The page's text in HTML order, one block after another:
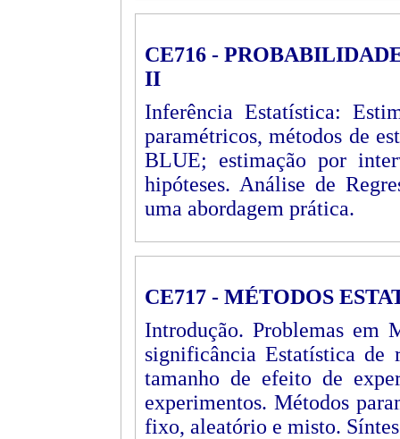
CE716 -
II
Inferência Estatística:
paramétricos, métodos de
BLUE; estimação por
hipóteses. Análise de
uma abordagem prática.
CE717 - MÉTODOS
Introdução. Problemas em
significância Estatística de
tamanho de efeito de
experimentos. Métodos
fixo, aleatório e misto.